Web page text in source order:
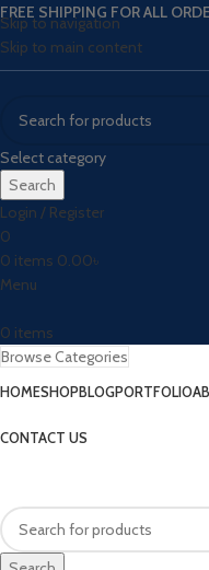
Skip to navigation
Skip to main content
FREE SHIPPING FOR ALL
Select category
Search
Login / Register
0
0 items 0.00৳
Menu
0 items
Browse Categories
HOMESHOPBLOGPORTFOLIO
CONTACT US